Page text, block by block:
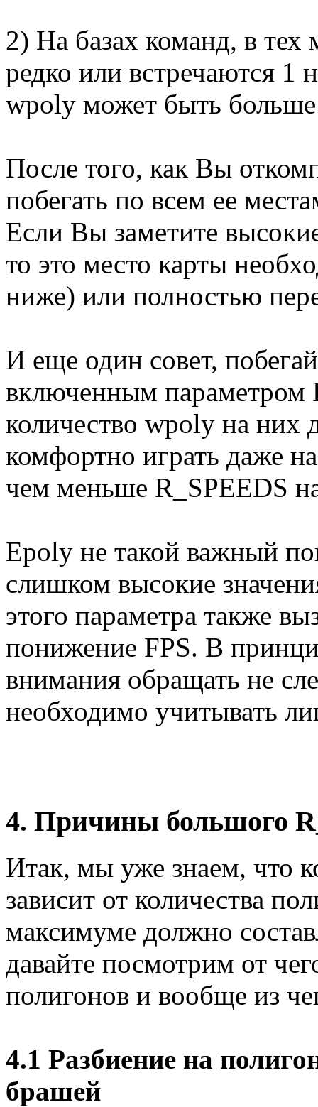
2) На базах команд, в тех
редко или встречаются 1
wpoly может быть
После того, как Вы
побегать по всем ее
Если Вы заметите
то это место карты
ниже) или полностью
И еще один совет,
включенным параметром
количество wpoly на них
комфортно играть даже
чем меньше R_SPEEDS
Epoly не такой важный
слишком высокие
этого параметра также
понижение FPS. В
внимания обращать не
необходимо учитывать
4. Причины большого
Итак, мы уже знаем, что
зависит от количества
максимуме должно
давайте посмотрим от
полигонов и вообще из
4.1 Разбиение на
брашей